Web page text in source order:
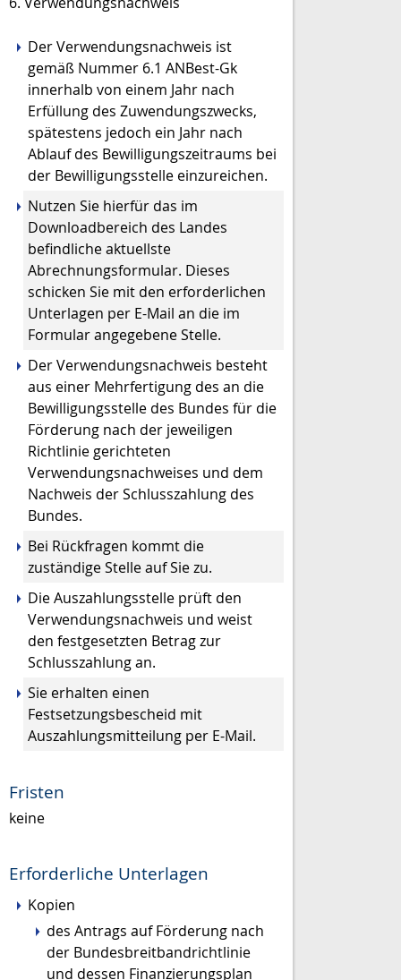
Der Verwendungsnachweis ist
gemäß Nummer 6.1 ANBest-Gk
innerhalb von einem Jahr nach
Erfüllung des Zuwendungszwecks,
spätestens jedoch ein Jahr nach
Ablauf des Bewilligungszeitraums bei
der Bewilligungsstelle einzureichen.
Nutzen Sie hierfür das im
Downloadbereich des Landes
befindliche aktuellste
Abrechnungsformular. Dieses
schicken Sie mit den erforderlichen
Unterlagen per E-Mail an die im
Formular angegebene Stelle.
Der Verwendungsnachweis besteht
aus einer Mehrfertigung des an die
Bewilligungsstelle des Bundes für die
Förderung nach der jeweiligen
Richtlinie gerichteten
Verwendungsnachweises und dem
Nachweis der Schlusszahlung des
Bundes.
Bei Rückfragen kommt die
zuständige Stelle auf Sie zu.
Die Auszahlungsstelle prüft den
Verwendungsnachweis und weist
den festgesetzten Betrag zur
Schlusszahlung an.
Sie erhalten einen
Festsetzungsbescheid mit
Auszahlungsmitteilung per E-Mail.
Fristen
keine
Erforderliche Unterlagen
Kopien
des Antrags auf Förderung nach
der Bundesbreitbandrichtlinie
und dessen Finanzierungsplan